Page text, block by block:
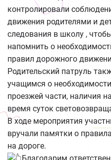
контролировали
движения родителями и
следования в школу ,
напомнить о
правил дорожного
Родительский патруль
учащимся о
проезжей части, наличия
время суток
В ходе мероприятия
вручали памятки о
на дороге.
Благодарим